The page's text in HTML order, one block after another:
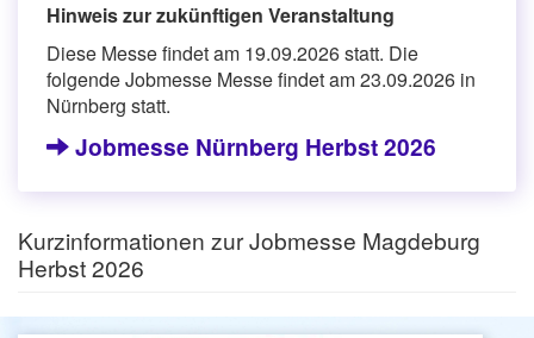
Hinweis zur zukünftigen Veranstaltung
Diese Messe findet am 19.09.2026 statt. Die
folgende Jobmesse Messe findet am 23.09.2026 in
Nürnberg statt.
Jobmesse Nürnberg Herbst 2026
Kurzinformationen zur Jobmesse Magdeburg
Herbst 2026